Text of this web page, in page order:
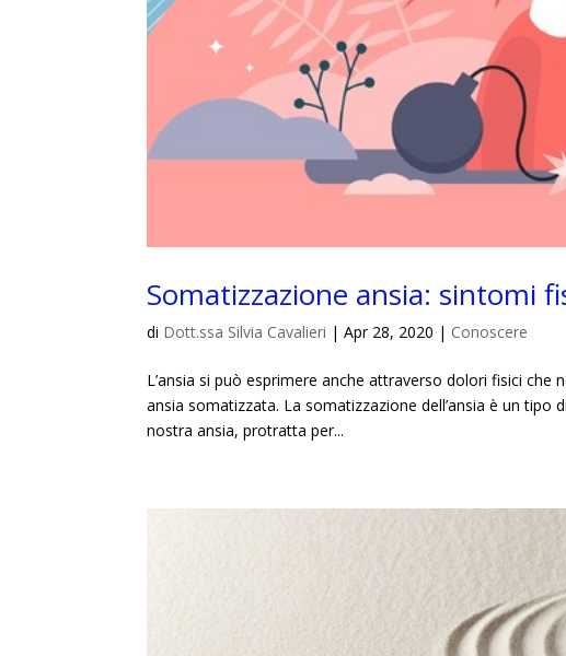
Somatizzazione ansia: sintomi
di Dott.ssa Silvia Cavalieri |Apr 28, 2020 | Conoscere
L’ansia si può esprimere anche attraverso dolori fisici
ansia somatizzata. La somatizzazione dell’ansia è un
nostra ansia, protratta per...